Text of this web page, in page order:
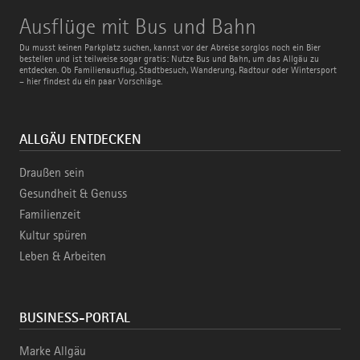
Ausflüge mit Bus und Bahn
Du musst keinen Parkplatz suchen, kannst vor der Abreise sorglos noch ein Bier
bestellen und ist teilweise sogar gratis: Nutze Bus und Bahn, um das Allgäu zu
entdecken. Ob Familienausflug, Stadtbesuch, Wanderung, Radtour oder Wintersport
– hier findest du ein paar Vorschläge.
Ausflüge
mit
Bus
und
Bahn
ALLGÄU ENTDECKEN
Draußen sein
Gesundheit & Genuss
Familienzeit
Kultur spüren
Leben & Arbeiten
BUSINESS-PORTAL
Marke Allgäu